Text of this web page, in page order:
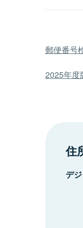
郵便番号
2025年度
住
デ